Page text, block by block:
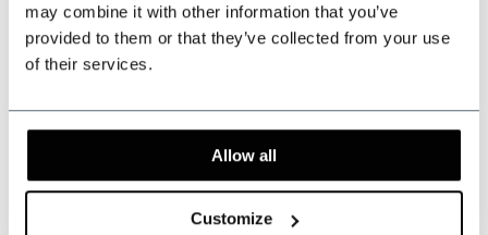
may combine it with other information that you’ve
provided to them or that they’ve collected from your use
of their services.
Allow all
Customize
Mochila de tweed
En stock